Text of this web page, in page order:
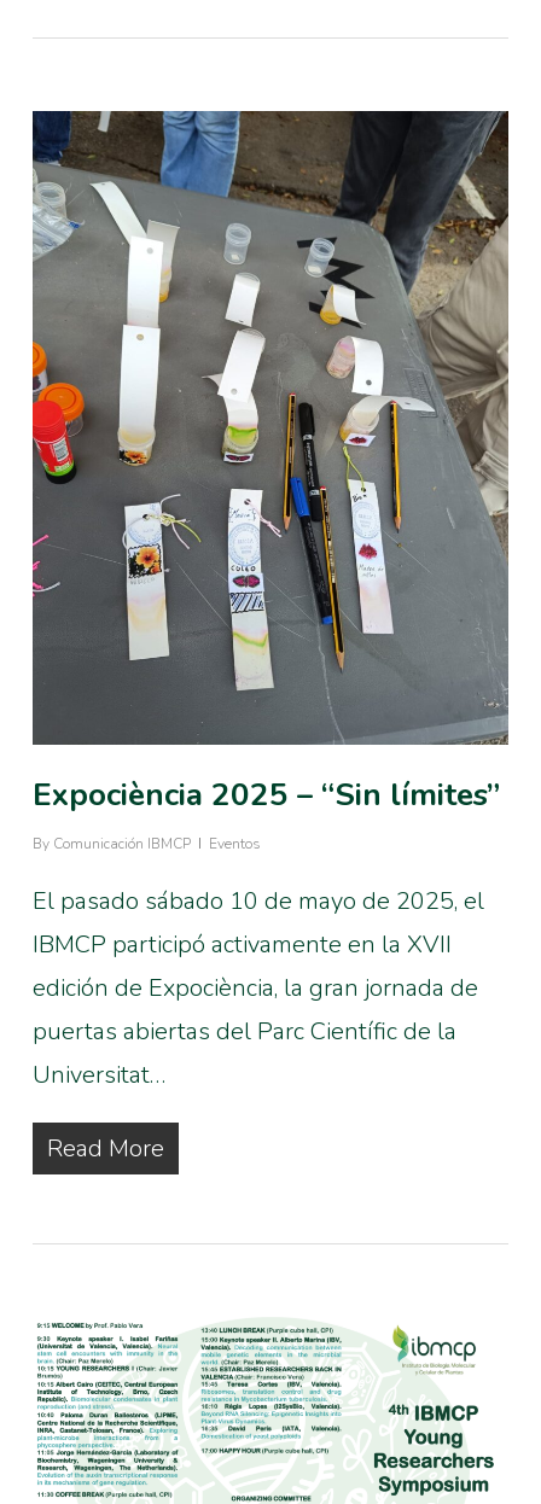
Expociència 2025 – “Sin límites”
By Comunicación IBMCP Eventos
El pasado sábado 10 de mayo de 2025, el
IBMCP participó activamente en la XVII
edición de Expociència, la gran jornada de
puertas abiertas del Parc Científic de la
Universitat…
Read More